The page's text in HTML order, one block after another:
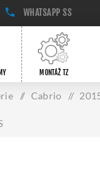
WHATSAPP SS
MONTÁŽ TZ
/ Cabrio /